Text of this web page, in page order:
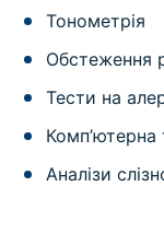
Тонометрія
Обстеження
Тести на
Комп’ютерна
Аналізи